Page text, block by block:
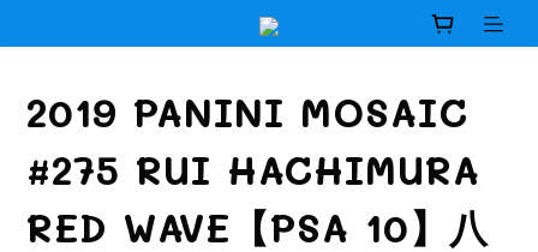
2019 PANINI MOSAIC
#275 RUI HACHIMURA
RED WAVE【PSA 10】八